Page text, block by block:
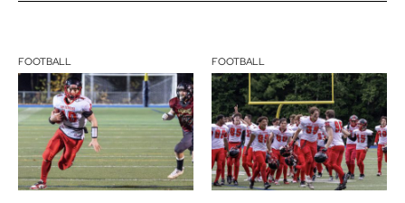
FOOTBALL FOOTBALL